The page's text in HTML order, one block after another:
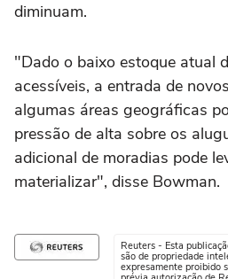
diminuam.
"Dado o baixo estoque atual
acessíveis, a entrada de
algumas áreas geográficas
pressão de alta sobre os
adicional de moradias pode
materializar", disse Bowman.
Reuters - Esta
são de propriedade
expresamente proibido